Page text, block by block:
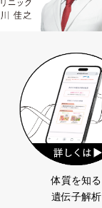
体質を知る
遺伝子解析